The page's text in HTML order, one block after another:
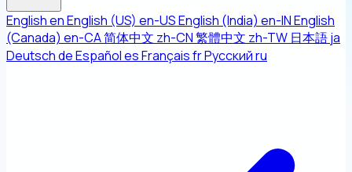
EnglishenEnglish (US) en-USEnglish (India) en-INEnglish
(Canada) en-CA简体中文 zh-CN繁體中文 zh-TW 日本語ja
DeutschdeEspañolesFrançaisfrРусскийru